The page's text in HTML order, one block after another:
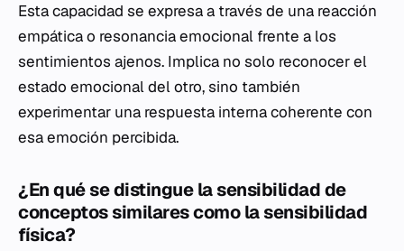
Esta capacidad se expresa a través de una reacción
empática o resonancia emocional frente a los
sentimientos ajenos. Implica no solo reconocer el
estado emocional del otro, sino también
experimentar una respuesta interna coherente con
esa emoción percibida.
¿En qué se distingue la sensibilidad de
conceptos similares como la sensibilidad
física?